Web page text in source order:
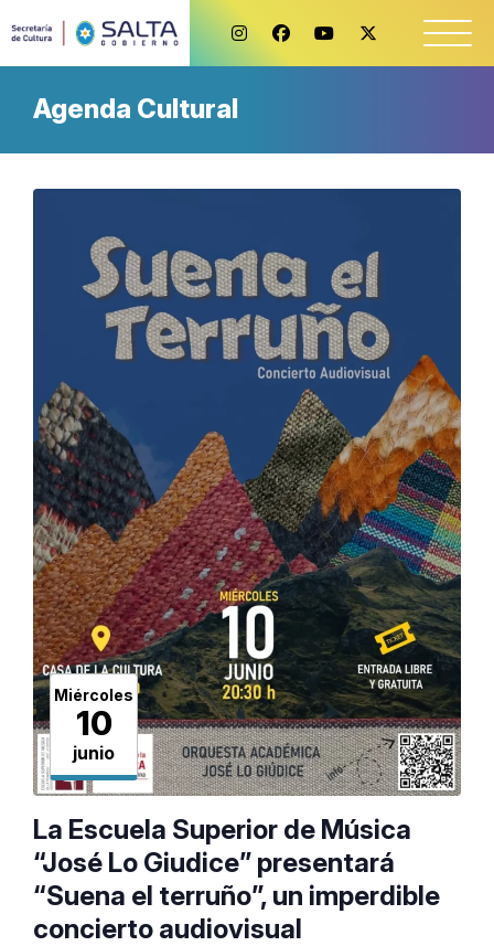
Agenda Cultural
Miércoles
10
junio
La Escuela Superior de Música
“José Lo Giudice” presentará
“Suena el terruño”, un imperdible
concierto audiovisual